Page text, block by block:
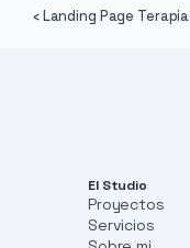
‹ Landing Page Terapia
El Studio
Proyectos
Servicios